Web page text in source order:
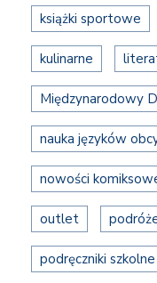
książki sportowe
kulinarne
Międzynarodowy
nauka języków
nowości
outlet
podręczniki szkolne